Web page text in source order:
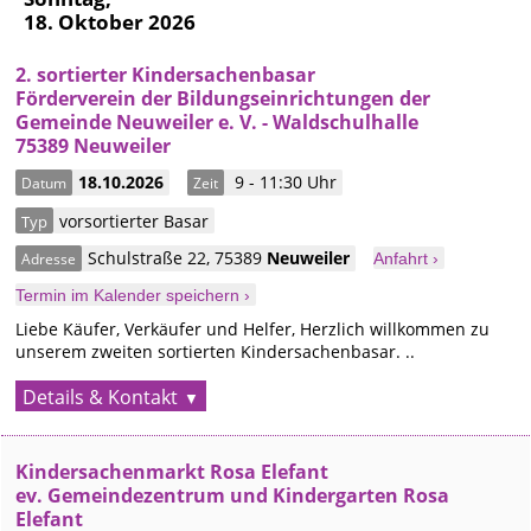
18. Oktober 2026
2. sortierter Kindersachenbasar
Förderverein der Bildungseinrichtungen der
Gemeinde Neuweiler e. V. - Waldschulhalle
75389 Neuweiler
Datum 18.10.2026 Zeit 9 - 11:30 Uhr
Typ vorsortierter Basar
Adresse Schulstraße 22,75389 Neuweiler
Anfahrt ›
Termin im Kalender speichern ›
Liebe Käufer, Verkäufer und Helfer, Herzlich willkommen zu
unserem zweiten sortierten Kindersachenbasar. ..
Details & Kontakt
Kindersachenmarkt Rosa Elefant
ev. Gemeindezentrum und Kindergarten Rosa
Elefant